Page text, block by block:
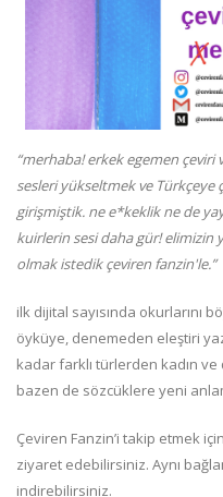
“merhaba! erkek egemen çeviri
sesleri yükseltmek ve Türkçeye
girişmiştik. ne e*keklik ne de
kuirlerin sesi daha gür!
olmak istedik çeviren fanzin'le.”
ilk dijital sayısında okurlarını
öyküye, denemeden eleştiri
kadar farklı türlerden kadın ve
bazen de sözcüklere yeni
Çeviren Fanzin’i takip etmek için
ziyaret edebilirsiniz. Aynı
indirebilirsiniz.